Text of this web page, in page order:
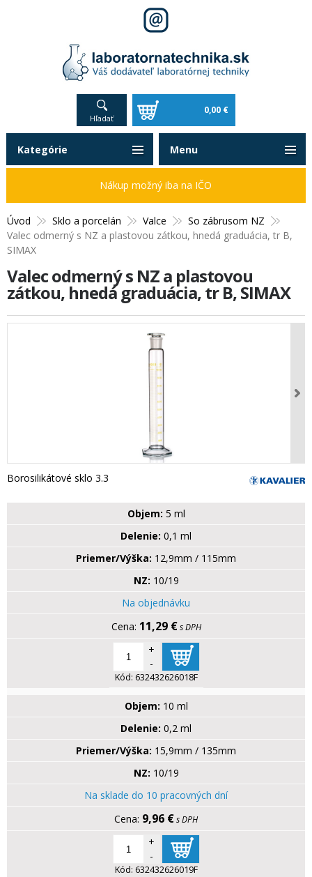
Hľadať
0,00 €
Úvod Sklo a porcelán Valce
So zábrusom NZ
Valec odmerný s NZ a plastovou zátkou, hnedá graduácia, tr B,
SIMAX
Valec odmerný s NZ a plastovou
zátkou, hnedá graduácia, tr B, SIMAX
Borosilikátové sklo 3.3
Objem: 5 ml
Delenie: 0,1 ml
Priemer/Výška: 12,9mm / 115mm
NZ: 10/19
Na objednávku
11,29 € s DPH
+
-
Kód: 632432626018F
Objem: 10 ml
Delenie: 0,2 ml
Priemer/Výška: 15,9mm / 135mm
NZ: 10/19
Na sklade do 10 pracovných dní
9,96 €s DPH
+
-
Kód: 632432626019F
Kategórie
Nákup možný iba na IČO
Menu